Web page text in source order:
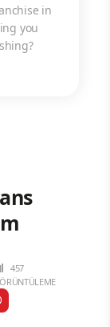
in
you
457